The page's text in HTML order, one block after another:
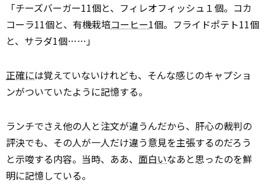
「チーズバーガー11個と、フィレオフィッシュ１個。コカ
コーラ11個と、有機栽培コーヒー1個。フライドポテト11個
と、サラダ1個……」
正確には覚えていないけれども、そんな感じのキャプショ
ンがついていたように記憶する。
ランチでさえ他の人と注文が違うんだから、肝心の裁判の
評決でも、その人が一人だけ違う意見を主張するのだろう
と示唆する内容。当時、ああ、 面白いなあと思ったのを鮮
明に記憶している。